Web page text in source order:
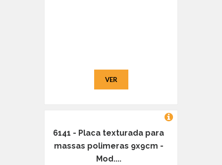
VER
6141 - Placa texturada para
massas polimeras 9x9cm -
Mod....